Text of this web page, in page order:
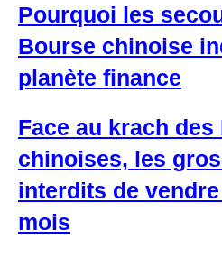
Pourquoi les
Bourse chinoise
planète finance
Face au krach des
chinoises, les
interdits de
mois